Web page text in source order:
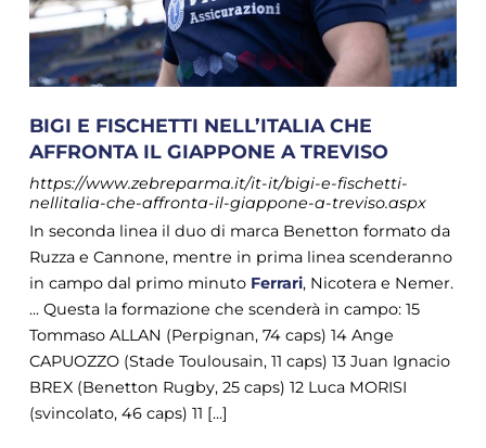
BIGI E FISCHETTI NELL’ITALIA CHE
AFFRONTA IL GIAPPONE A TREVISO
https://www.zebreparma.it/it-it/bigi-e-fischetti-
nellitalia-che-affronta-il-giappone-a-treviso.aspx
In seconda linea il duo di marca Benetton formato da
Ruzza e Cannone, mentre in prima linea scenderanno
in campo dal primo minuto Ferrari, Nicotera e Nemer.
... Questa la formazione che scenderà in campo: 15
Tommaso ALLAN (Perpignan, 74 caps) 14 Ange
CAPUOZZO (Stade Toulousain, 11 caps) 13 Juan Ignacio
BREX (Benetton Rugby, 25 caps) 12 Luca MORISI
(svincolato, 46 caps) 11 [...]